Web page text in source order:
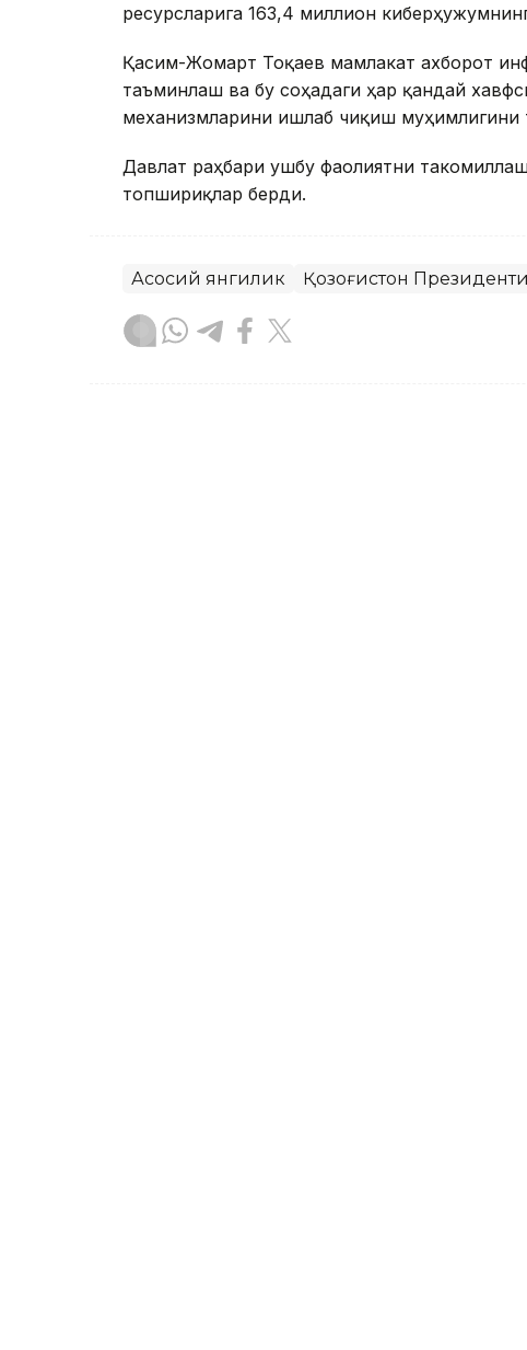
ресурсларига 163,4 миллион
Қасим-Жомарт Тоқаев мамлакат ахборот
таъминлаш ва бу соҳадаги ҳар қандай
механизмларини ишлаб чиқиш муҳимлигини
Давлат раҳбари ушбу фаолиятни
топшириқлар берди.
Асосий янгилик Қозоғистон Президенти